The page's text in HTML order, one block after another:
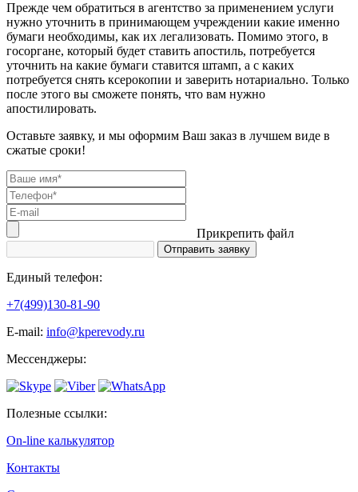
Прежде чем обратиться в агентство за применением услуги
нужно уточнить в принимающем учреждении какие именно
бумаги необходимы, как их легализовать. Помимо этого, в
госоргане, который будет ставить апостиль, потребуется
уточнить на какие бумаги ставится штамп, а с каких
потребуется снять ксерокопии и заверить нотариально. Только
после этого вы сможете понять, что вам нужно
апостилировать.
Оставьте заявку, и мы оформим Ваш заказ в лучшем виде в
сжатые сроки!
Прикрепить файл
Единый телефон:
+7(499)130-81-90
Е-mail: info@kperevody.ru
Мессенджеры:
Полезные ссылки:
On-line калькулятор
Контакты